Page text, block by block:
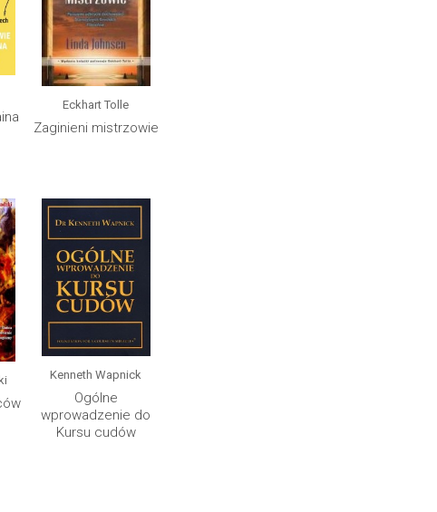
Eckhart Tolle
Zaginieni mistrzowie
Kenneth Wapnick
Ogólne
wprowadzenie do
Kursu cudów